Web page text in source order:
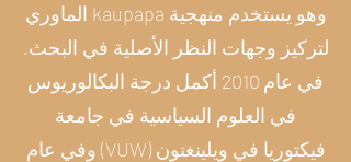
وهو يستخدم منهجية kaupapa الماوري
لتركيز وجهات النظر الأصلية في البحث.
في عام 2010 أكمل درجة البكالوريوس
في العلوم السياسية في جامعة
فيكتوريا في ويلينغتون (VUW) وفي عام